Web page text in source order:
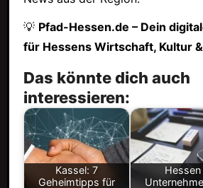
💡 Pfad-Hessen.de – Dein
für Hessens Wirtschaft, Kultur
Das könnte dich auch
interessieren:
Kassel: 7
Geheimtipps für
Hessen